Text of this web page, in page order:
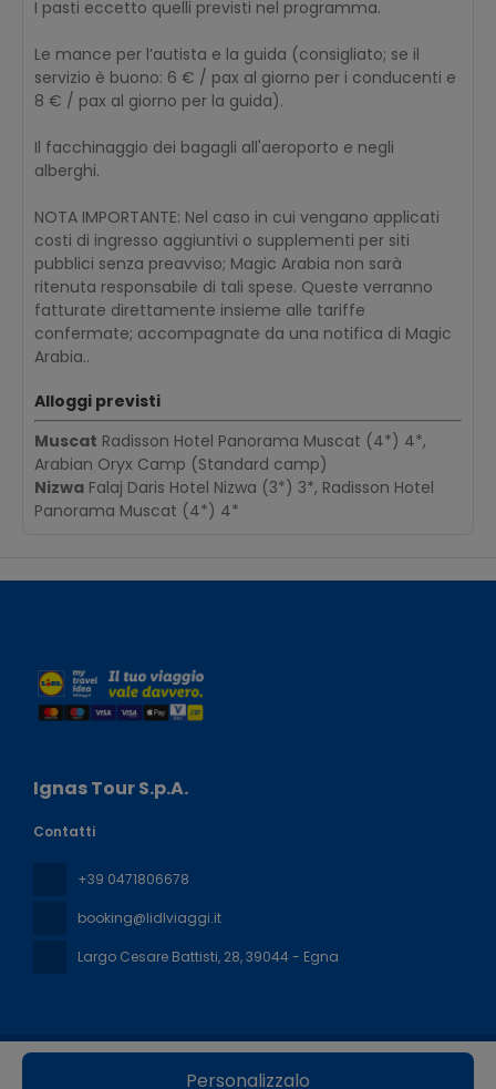
Personalizzalo
I pasti eccetto quelli previsti nel programma.
Le mance per l’autista e la guida (consigliato; se il
servizio è buono: 6 € / pax al giorno per i conducenti e
8 € / pax al giorno per la guida).
Il facchinaggio dei bagagli all'aeroporto e negli
alberghi.
NOTA IMPORTANTE: Nel caso in cui vengano applicati
costi di ingresso aggiuntivi o supplementi per siti
pubblici senza preavviso; Magic Arabia non sarà
ritenuta responsabile di tali spese. Queste verranno
fatturate direttamente insieme alle tariffe
confermate; accompagnate da una notifica di Magic
Arabia..
Alloggi previsti
Muscat Radisson Hotel Panorama Muscat (4*) 4*,
Arabian Oryx Camp (Standard camp)
Nizwa Falaj Daris Hotel Nizwa (3*) 3*, Radisson Hotel
Panorama Muscat (4*) 4*
Ignas Tour S.p.A.
Contatti
+39 0471806678
booking@lidlviaggi.it
Largo Cesare Battisti, 28, 39044 - Egna
Tutti i diritti riservati Lidl Viaggi © 2026